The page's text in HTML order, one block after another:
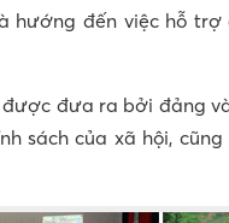
hướng đến việc hỗ
đưa ra bởi đảng
sách của xã hội,